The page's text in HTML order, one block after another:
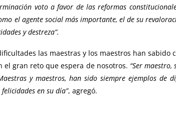
voto a favor de las reformas
el agente social más importante, el de su
y destreza”.
las maestras y los maestros han
el gran reto que espera de nosotros. “Ser maestro,
y maestros, han sido siempre ejemplos de
en su día”, agregó.